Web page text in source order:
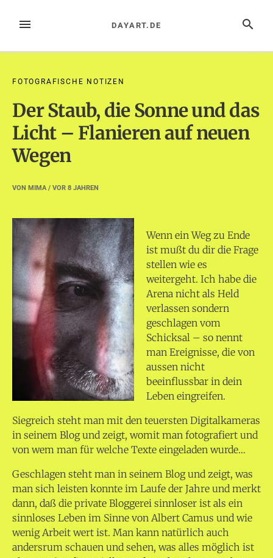
InhaltMENÜ SUCHE
DAYART.DE
FOTOGRAFISCHE NOTIZEN
Der Staub, die Sonne und das
Licht – Flanieren auf neuen
Wegen
VON MIMA/ VOR 8 JAHREN
Wenn ein Weg zu Ende
ist mußt du dir die Frage
stellen wie es
weitergeht. Ich habe die
Arena nicht als Held
verlassen sondern
geschlagen vom
Schicksal – so nennt
man Ereignisse, die von
aussen nicht
beeinflussbar in dein
Leben eingreifen.
Siegreich steht man mit den teuersten Digitalkameras
in seinem Blog und zeigt, womit man fotografiert und
von wem man für welche Texte eingeladen wurde…
Geschlagen steht man in seinem Blog und zeigt, was
man sich leisten konnte im Laufe der Jahre und merkt
dann, daß die private Bloggerei sinnloser ist als ein
sinnloses Leben im Sinne von Albert Camus und wie
wenig Arbeit wert ist. Man kann natürlich auch
andersrum schauen und sehen, was alles möglich ist